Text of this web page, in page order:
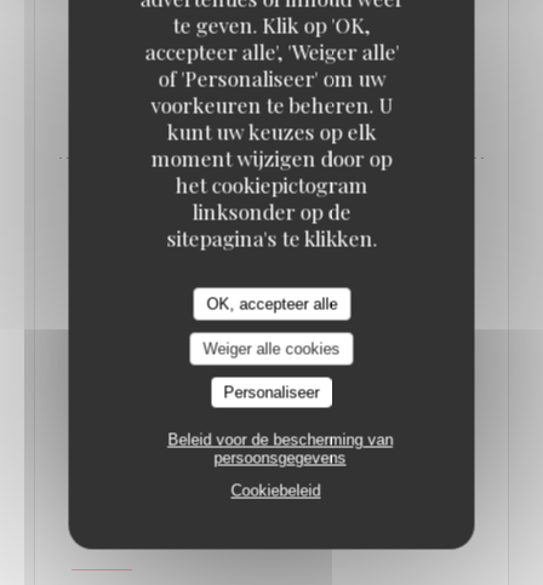
te geven. Klik op 'OK,
accepteer alle', 'Weiger alle'
of 'Personaliseer' om uw
voorkeuren te beheren. U
kunt uw keuzes op elk
moment wijzigen door op
het cookiepictogram
linksonder op de
sitepagina's te klikken.
OK, accepteer alle
Weiger alle cookies
Personaliseer
Beleid voor de bescherming van
persoonsgegevens
Cookiebeleid
poignées dorées… en forme de pieds de cochon !
LEES HET ARTIKEL((OPENT IN EEN NIEUW
QUE FAIRE À PARIS CETTE SEMAINE ? (16-
17/06/2025